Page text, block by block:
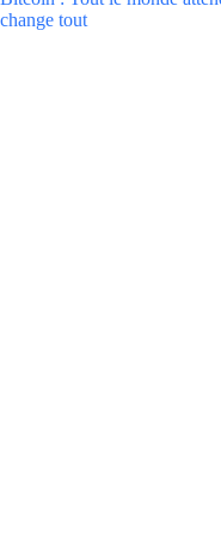
change tout